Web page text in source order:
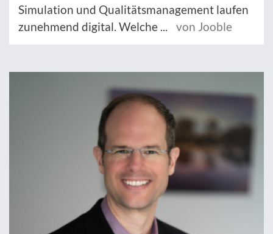
Simulation und Qualitätsmanagement laufen
zunehmend digital. Welche ...
von Jooble